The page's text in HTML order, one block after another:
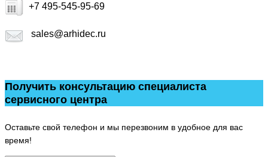
+7 495-545-95-69
sales@arhidec.ru
Получить консультацию специалиста
сервисного центра
Оставьте свой телефон и мы перезвоним в удобное для вас
время!